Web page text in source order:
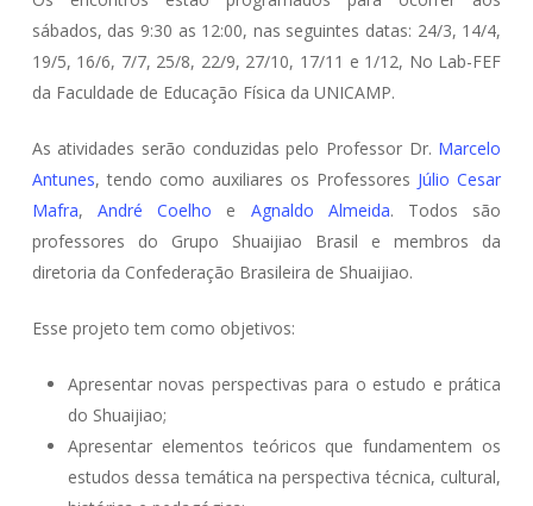
sábados, das 9:30 as 12:00, nas seguintes datas: 24/3, 14/4,
19/5, 16/6, 7/7, 25/8, 22/9, 27/10, 17/11 e 1/12, No Lab-FEF
da Faculdade de Educação Física da UNICAMP.
As atividades serão conduzidas pelo Professor Dr. Marcelo
Antunes, tendo como auxiliares os Professores Júlio Cesar
Mafra,André Coelho e Agnaldo Almeida. Todos são
professores do Grupo Shuaijiao Brasil e membros da
diretoria da Confederação Brasileira de Shuaijiao.
Esse projeto tem como objetivos:
Apresentar novas perspectivas para o estudo e prática
do Shuaijiao;
Apresentar elementos teóricos que fundamentem os
estudos dessa temática na perspectiva técnica, cultural,